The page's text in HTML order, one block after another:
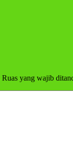
Ruas yang wajib